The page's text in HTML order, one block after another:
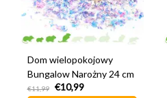
Dom wielopokojowy
Bungalow Narożny 24 cm
€11,99
€10,99